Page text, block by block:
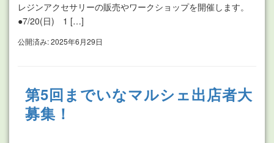
レジンアクセサリーの販売やワークショップを開催します。
●7/20(日) 1 […]
公開済み: 2025年6月29日
第5回までいなマルシェ出店者大
募集！